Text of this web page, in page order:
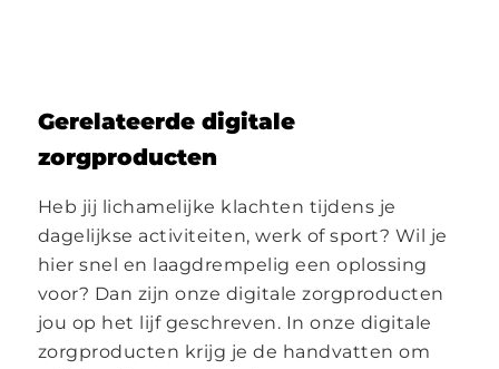
Gerelateerde digitale
zorgproducten
Heb jij lichamelijke klachten tijdens je
dagelijkse activiteiten, werk of sport? Wil je
hier snel en laagdrempelig een oplossing
voor? Dan zijn onze digitale zorgproducten
jou op het lijf geschreven. In onze digitale
zorgproducten krijg je de handvatten om